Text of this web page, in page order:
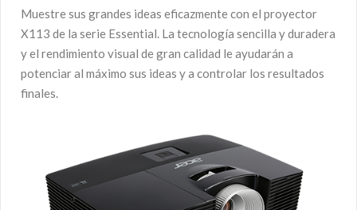
Muestre sus grandes ideas eficazmente con el proyector
X113 de la serie Essential. La tecnología sencilla y duradera
y el rendimiento visual de gran calidad le ayudarán a
potenciar al máximo sus ideas y a controlar los resultados
finales.